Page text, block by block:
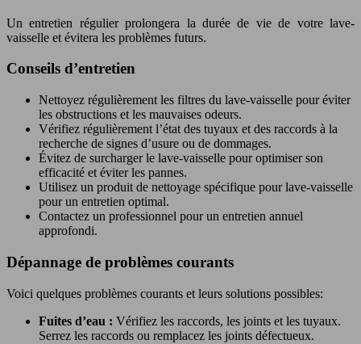
Un entretien régulier prolongera la durée de vie de votre lave-
vaisselle et évitera les problèmes futurs.
Conseils d’entretien
Nettoyez régulièrement les filtres du lave-vaisselle pour éviter
les obstructions et les mauvaises odeurs.
Vérifiez régulièrement l’état des tuyaux et des raccords à la
recherche de signes d’usure ou de dommages.
Évitez de surcharger le lave-vaisselle pour optimiser son
efficacité et éviter les pannes.
Utilisez un produit de nettoyage spécifique pour lave-vaisselle
pour un entretien optimal.
Contactez un professionnel pour un entretien annuel
approfondi.
Dépannage de problèmes courants
Voici quelques problèmes courants et leurs solutions possibles:
Fuites d’eau : Vérifiez les raccords, les joints et les tuyaux.
Serrez les raccords ou remplacez les joints défectueux.